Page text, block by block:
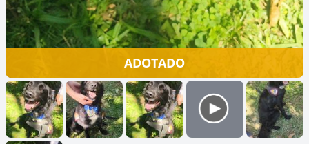
ADOTADO